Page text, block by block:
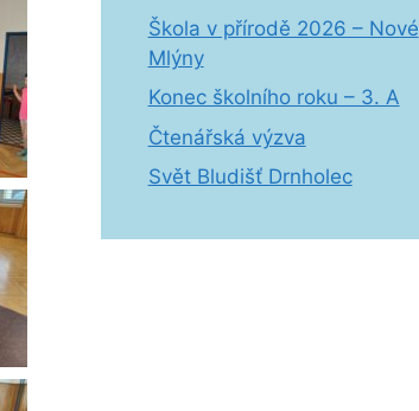
Škola v přírodě 2026 – Nové
Mlýny
Konec školního roku – 3. A
Čtenářská výzva
Svět Bludišť Drnholec